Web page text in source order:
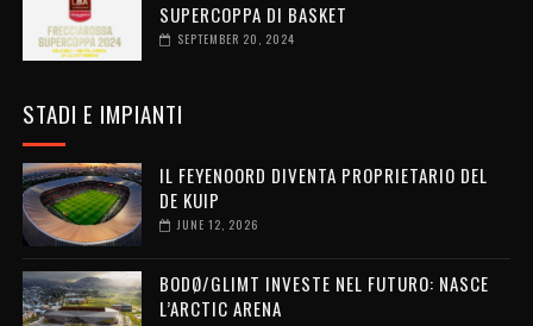
SUPERCOPPA DI BASKET
SEPTEMBER 20, 2024
STADI E IMPIANTI
IL FEYENOORD DIVENTA PROPRIETARIO DEL
DE KUIP
JUNE 12, 2026
BODØ/GLIMT INVESTE NEL FUTURO: NASCE
L’ARCTIC ARENA